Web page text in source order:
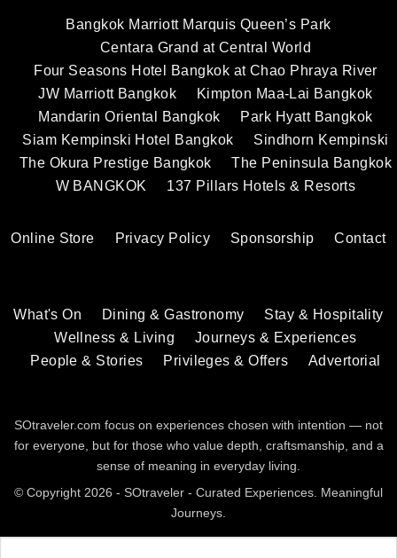
Bangkok Marriott Marquis Queen’s Park
Centara Grand at Central World
Four Seasons Hotel Bangkok at Chao Phraya River
JW Marriott Bangkok
Kimpton Maa-Lai Bangkok
Mandarin Oriental Bangkok
Park Hyatt Bangkok
Siam Kempinski Hotel Bangkok
Sindhorn Kempinski
The Okura Prestige Bangkok
The Peninsula Bangkok
W BANGKOK
137 Pillars Hotels & Resorts
Online Store Privacy Policy Sponsorship Contact
What's On Dining & Gastronomy
Stay & Hospitality
Wellness & Living
Journeys & Experiences
People & Stories
Privileges & Offers Advertorial
SOtraveler.com focus on experiences chosen with intention — not
for everyone, but for those who value depth, craftsmanship, and a
sense of meaning in everyday living.
© Copyright 2026 - SOtraveler - Curated Experiences. Meaningful
Journeys.